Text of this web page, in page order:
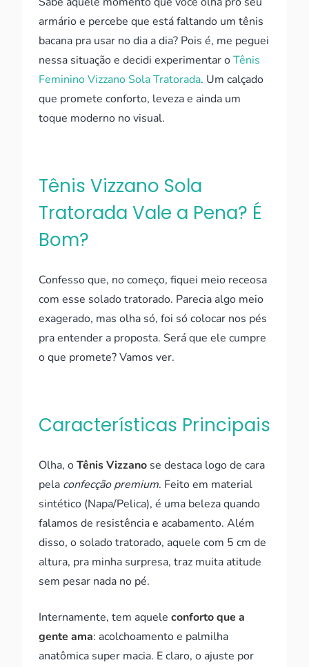
armário e percebe que está faltando um tênis
bacana pra usar no dia a dia? Pois é, me peguei
nessa situação e decidi experimentar oTênis
Feminino Vizzano Sola Tratorada. Um calçado
que promete conforto, leveza e ainda um
toque moderno no visual.
Tênis Vizzano Sola
Tratorada Vale a Pena? É
Bom?
Confesso que, no começo, fiquei meio receosa
com esse solado tratorado. Parecia algo meio
exagerado, mas olha só, foi só colocar nos pés
pra entender a proposta. Será que ele cumpre
o que promete? Vamos ver.
Características Principais
Olha, oTênis Vizzano se destaca logo de cara
pela confecção premium. Feito em material
sintético (Napa/Pelica), é uma beleza quando
falamos de resistência e acabamento. Além
disso, o solado tratorado, aquele com 5 cm de
altura, pra minha surpresa, traz muita atitude
sem pesar nada no pé.
Internamente, tem aquele conforto que a
gente ama: acolchoamento e palmilha
anatômica super macia. E claro, o ajuste por